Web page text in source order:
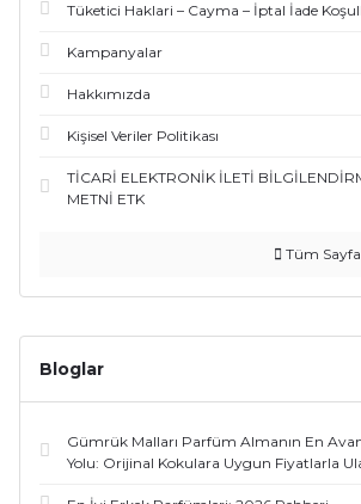
Serge Lutens (3)
Sospiro (3)
Cacharel (2)
Escada (2)
Franck Boclet (2)
Jo Malone London (2)
Tüketici Haklari – Cayma – İptal İade
Kampanyalar
Hakkımızda
Kişisel Veriler Politikası
TİCARİ ELEKTRONİK İLETİ
METNİ ETK
Tüm
Bloglar
Gümrük Malları Parfüm Almanın En
Yolu: Orijinal Kokulara Uygun Fiyatlarla